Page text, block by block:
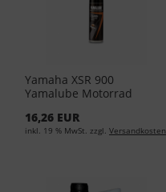
Yamaha XSR 900
Yamalube Motorrad
65049-A0-11 (EUR 43,17/L)
16,26 EUR
inkl. 19 % MwSt. zzgl. Versandkosten